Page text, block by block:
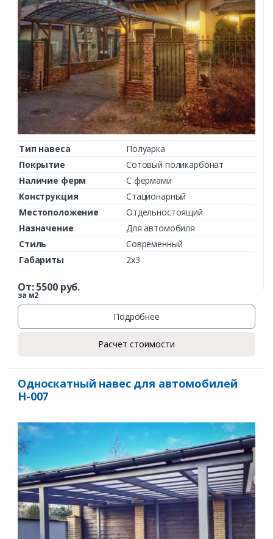
Тип навеса
Полуарка
Покрытие
Сотовый поликарбонат
Наличие ферм
С фермами
Конструкция
Стационарный
Местоположение
Отдельностоящий
Назначение
Для автомобиля
Стиль
Современный
Габариты
2х3
От:5500руб.
за м2
Подробнее
Расчет стоимости
Односкатный навес для автомобилей
Н-007